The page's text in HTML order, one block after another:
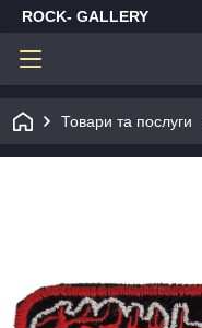
ROCK- GALLERY
Товари та послуги